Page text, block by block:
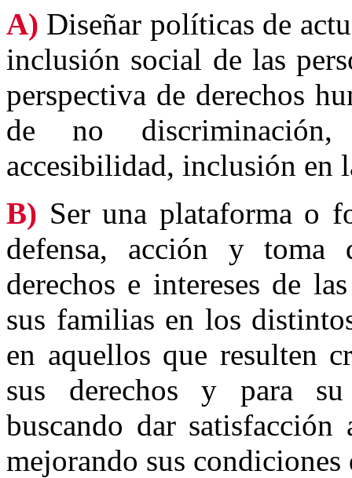
A) Diseñar políticas de
inclusión social de las
perspectiva de derechos
de no discriminación,
accesibilidad, inclusión en
B) Ser una plataforma o
defensa, acción y
derechos e intereses de
sus familias en los
en aquellos que resulten
sus derechos y para
buscando dar satisfacción
mejorando sus